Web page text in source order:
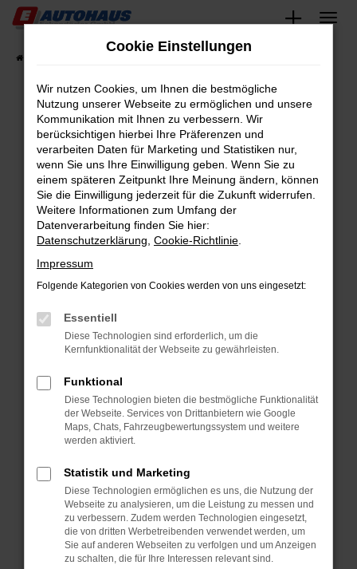
Zum
springen
Fahrzeugsuche
Fehler: Network Error
Beim Laden ist ein Fehler aufgetreten.
Hier sind ein paar Tipps, die dir helfen können:
Überprüfe deine Firewall und deine
Internetverbindung.
Laden andere Webseiten, zum Beispiel deine
Suchmaschine?
Prüfe deine Browsererweiterungen.
können das Laden bestimmter Seiten
verhindern. Funktioniert die Seite in einem
anderen Browser oder in einem privaten
Starte dein Gerät neu.
Das kann manchmal helfen, vorübergehende
Probleme zu beheben.
Betriebssystem auf dem neuesten Stand
sind.
Veraltete Software birgt nicht nur ein
Sicherheitsrisiko, sondern kann auch dazu
führen, dass bestimmte Funktionen nicht mehr
unterstützt werden.
Cookie Einstellungen
Wir nutzen Cookies, um Ihnen die bestmögliche
Nutzung unserer Webseite zu ermöglichen und unsere
Kommunikation mit Ihnen zu verbessern. Wir
berücksichtigen hierbei Ihre Präferenzen und
verarbeiten Daten für Marketing und Statistiken nur,
wenn Sie uns Ihre Einwilligung geben. Wenn Sie zu
einem späteren Zeitpunkt Ihre Meinung ändern, können
Sie die Einwilligung jederzeit für die Zukunft widerrufen.
Weitere Informationen zum Umfang der
Datenverarbeitung finden Sie hier:
Datenschutzerklärung Cookie-Richtlinie
Impressum
Folgende Kategorien von Cookies werden von uns eingesetzt:
Essentiell
Diese Technologien sind erforderlich, um die
Kernfunktionalität der Webseite zu gewährleisten.
Funktional
Diese Technologien bieten die bestmögliche Funktionalität
der Webseite. Services von Drittanbietern wie Google
Maps, Chats, Fahrzeugbewertungssystem und weitere
werden aktiviert.
Statistik und Marketing
Diese Technologien ermöglichen es uns, die Nutzung der
Webseite zu analysieren, um die Leistung zu messen und
zu verbessern. Zudem werden Technologien eingesetzt,
die von dritten Werbetreibenden verwendet werden, um
Sie auf anderen Webseiten zu verfolgen und um Anzeigen
zu schalten, die für Ihre Interessen relevant sind.